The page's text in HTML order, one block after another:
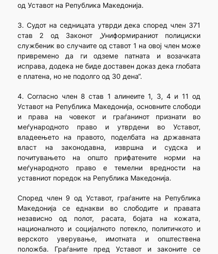
од Уставот на Република Македонија.
3. Судот на седницата утврди дека според член 371
став 2 од Законот „Униформираниот полициски
службеник во случаите од ставот 1 на овој член може
привремено да ги одземе патната и возачката
исправа, додека не биде доставен доказ дека глобата
е платена, но не подолго од 30 дена“.
4. Согласно член 8 став 1 алинеите 1, 3, 4 и 11 од
Уставот на Република Македонија, основните слободи
и права на човекот и граѓанинот признати во
меѓународното право и утврдени во Уставот,
владеењето на правото, поделбата на државната
власт на законодавна, извршна и судска и
почитувањето на општо прифатените норми на
меѓународното право е темелни вредности на
уставниот поредок на Република Македонија.
Според член 9 од Уставот, граѓаните на Република
Македонија се еднакви во слободите и правата
независно од полот, расата, бојата на кожата,
националното и социјалното потекло, политичкото и
верското уверување, имотната и општествена
положба. Граѓаните пред Уставот и законите се